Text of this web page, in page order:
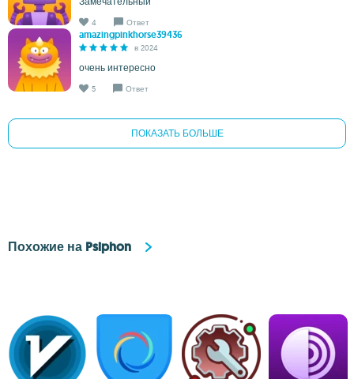
4 Ответ
amazingpinkhorse39436
в 2024
очень интересно
5 Ответ
ПОКАЗАТЬ БОЛЬШЕ
Похожие на Psiphon